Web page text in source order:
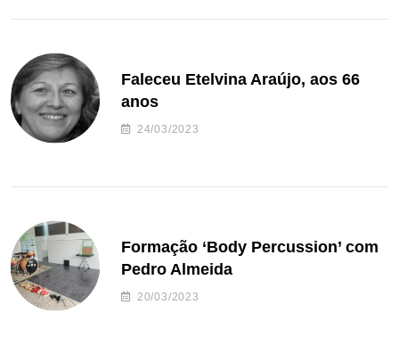
Faleceu Etelvina Araújo, aos 66
anos
24/03/2023
Formação ‘Body Percussion’ com
Pedro Almeida
20/03/2023